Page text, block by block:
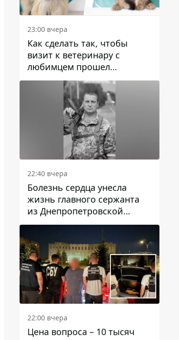
23:00 вчера
Как сделать так, чтобы
визит к ветеринару с
любимцем прошел
спокойно: простые советы
22:40 вчера
Болезнь сердца унесла
жизнь главного сержанта
из Днепропетровской
области Юрия Свистуна
22:00 вчера
Цена вопроса – 10 тысяч